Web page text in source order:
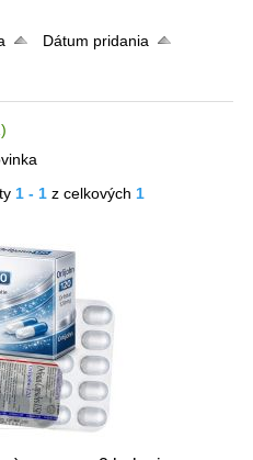
Dátum pridania
1 - 1 z celkových 1